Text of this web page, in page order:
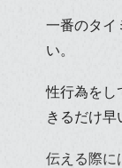
一番のタイ
い。
性行為をし
きるだけ早
伝える際に